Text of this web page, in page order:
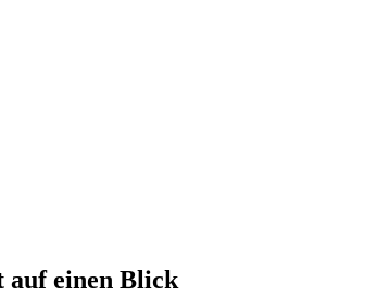
auf einen Blick